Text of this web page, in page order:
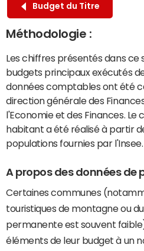
Budget du Titre
Méthodologie :
Les chiffres présentés dans ce
budgets principaux exécutés
données comptables ont été
direction générale des
l'Economie et des Finances. Le
habitant a été réalisé à partir
populations fournies par l'Insee.
A propos des données de
Certaines communes
touristiques de montagne ou
permanente est souvent
éléments de leur budget à un